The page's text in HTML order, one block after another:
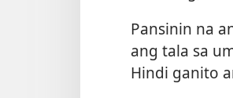
Pansinin na
ang tala sa
Hindi ganito